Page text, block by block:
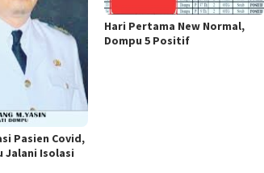
Pasien Covid,
Jalani Isolasi
Hari Pertama New Normal,
Dompu 5 Positif